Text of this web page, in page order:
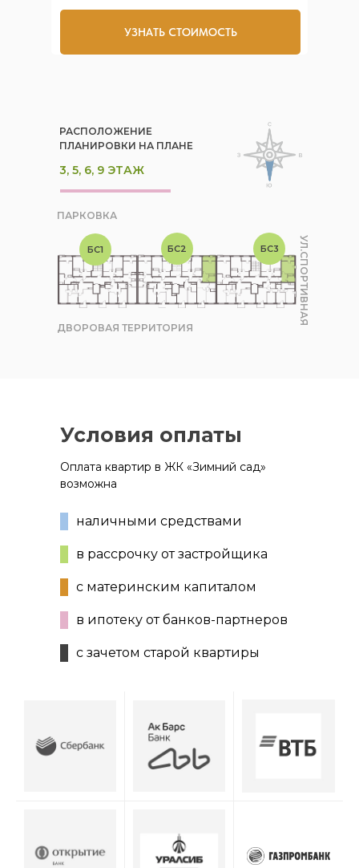
УЗНАТЬ СТОИМОСТЬ
РАСПОЛОЖЕНИЕ
ПЛАНИРОВКИ НА ПЛАНЕ
3, 5, 6, 9 ЭТАЖ
БС1 БС2 БС3
ДВОРОВАЯ ТЕРРИТОРИЯ
ПАРКОВКА
УЛ.СПОРТИВНАЯ
наличными средствами
в рассрочку от застройщика
с материнским капиталом
в ипотеку от банков-партнеров
с зачетом старой квартиры
Условия оплаты
Оплата квартир в ЖК «Зимний сад»
возможна